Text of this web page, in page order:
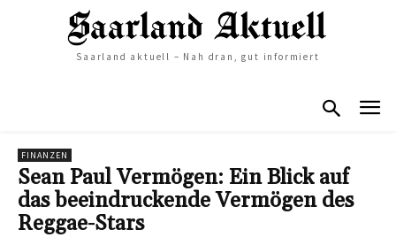
Saarland aktuell – Nah dran, gut informiert
FINANZEN
Sean Paul Vermögen: Ein Blick auf
das beeindruckende Vermögen des
Reggae-Stars